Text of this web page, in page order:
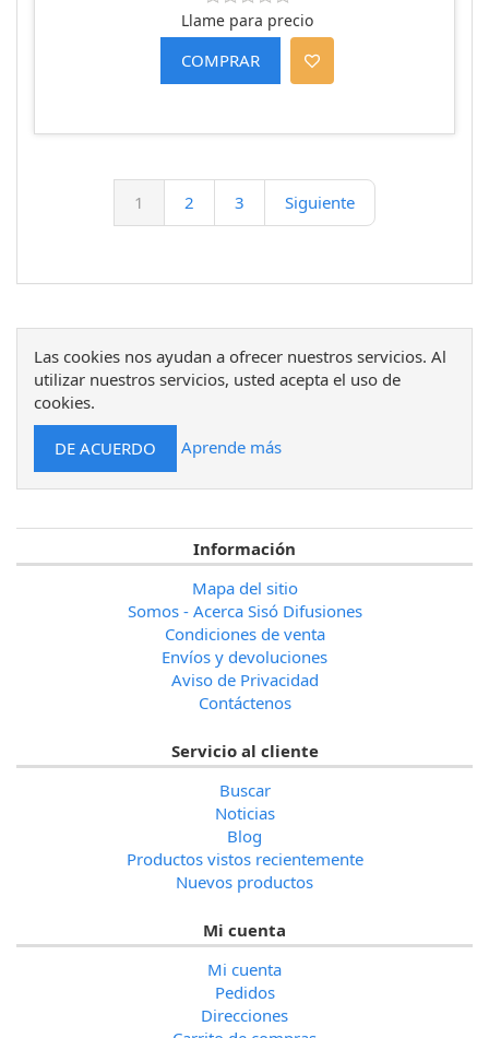
Llame para precio
1 2 3 Siguiente
Las cookies nos ayudan a ofrecer nuestros servicios. Al
utilizar nuestros servicios, usted acepta el uso de
cookies.
Aprende más
Información
Mapa del sitio
Somos - Acerca Sisó Difusiones
Condiciones de venta
Envíos y devoluciones
Aviso de Privacidad
Contáctenos
Servicio al cliente
Buscar
Noticias
Blog
Productos vistos recientemente
Nuevos productos
Mi cuenta
Mi cuenta
Pedidos
Direcciones